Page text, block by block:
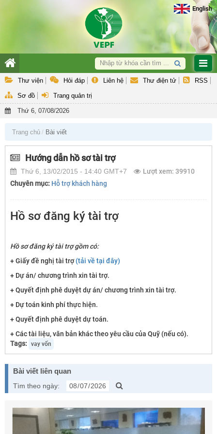
English
Thư viện Hỏi đáp Liên hệ Thư điện tử RSS
Sơ đồ Trang quản trị
Thứ 6, 07/08/2026
Hoạt động nghiệp vụ
Hợp tác quốc tế & GEF
Trang chủ Bài viết
Hướng dẫn hồ sơ tài trợ
Thứ 6, 13/02/2015 - 14:40 GMT+7
Lượt xem: 39910
Chuyên mục: Hỗ trợ khách hàng
Hồ sơ đăng ký tài trợ
Hồ sơ đăng ký tài trợ gồm có:
+ Giấy đề nghị tài trợ(tải về tại đây)
+ Dự án/ chương trình xin tài trợ.
+ Quyết định phê duyệt dự án/ chương trình xin tài trợ.
+ Dự toán kinh phí thực hiện.
+ Quyết định phê duyệt dự toán.
+ Các tài liệu, văn bản khác theo yêu cầu của Quỹ (nếu có).
Tags: vay vốn
Bài viết liên quan
Tìm theo ngày: